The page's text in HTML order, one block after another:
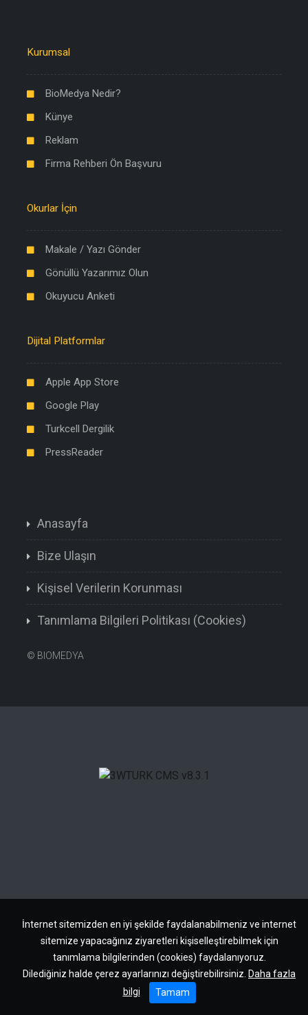
İnternet sitemizden en iyi şekilde faydalanabilmeniz ve internet
sitemize yapacağınız ziyaretleri kişiselleştirebilmek için
tanımlama bilgilerinden (cookies) faydalanıyoruz.
Dilediğiniz halde çerez ayarlarınızı değiştirebilirsiniz. Daha fazla
bilgi
Tamam
Kurumsal
BioMedya Nedir?
Künye
Reklam
Firma Rehberi Ön Başvuru
Okurlar İçin
Makale / Yazı Gönder
Gönüllü Yazarımız Olun
Okuyucu Anketi
Dijital Platformlar
Apple App Store
Google Play
Turkcell Dergilik
PressReader
Anasayfa
Bize Ulaşın
Kişisel Verilerin Korunması
Tanımlama Bilgileri Politikası (Cookies)
© BIOMEDYA